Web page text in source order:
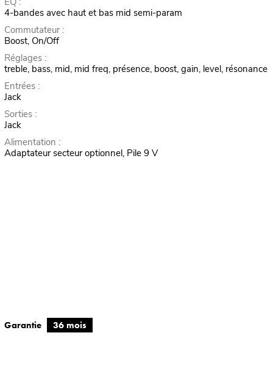
4-bandes avec haut et bas mid semi-param
Commutateur :
Boost, On/Off
Réglages :
treble, bass, mid, mid freq, présence, boost, gain, level, résonance
Entrées :
Jack
Sorties :
Jack
Alimentation :
Adaptateur secteur optionnel, Pile 9 V
Garantie 36 mois